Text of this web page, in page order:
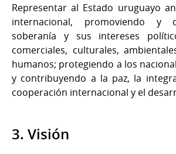
Representar al Estado uruguayo
internacional, promoviendo y
soberanía y sus intereses
comerciales, culturales,
humanos; protegiendo a los
y contribuyendo a la paz, la
cooperación internacional y el
3. Visión